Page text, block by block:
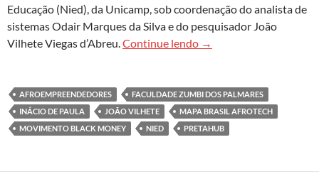
Educação (Nied), da Unicamp, sob coordenação do analista de
sistemas Odair Marques da Silva e do pesquisador João
Vilhete Viegas d’Abreu.Continue lendo Mapa Brasil Afrotech
→
AFROEMPREENDEDORES
FACULDADE ZUMBI DOS PALMARES
INÁCIO DE PAULA
JOÃO VILHETE
MAPA BRASIL AFROTECH
MOVIMENTO BLACK MONEY
NIED PRETAHUB